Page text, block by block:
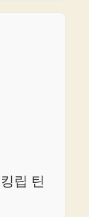
립 틴